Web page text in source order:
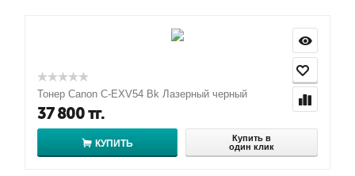
Тонер Canon C-EXV54 Bk Лазерный черный
37 800тг.
КУПИТЬ
Купить в
один клик